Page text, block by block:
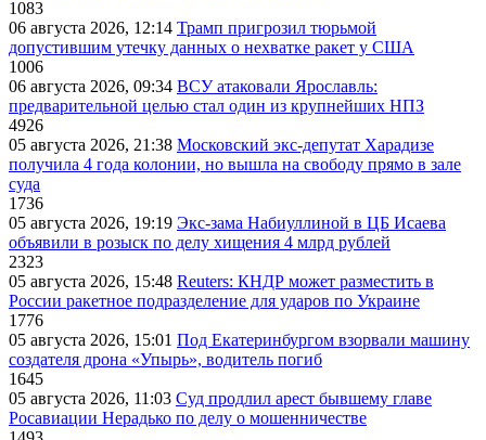
1083
06 августа 2026, 12:14 Трамп пригрозил тюрьмой
допустившим утечку данных о нехватке ракет у США
1006
06 августа 2026, 09:34 ВСУ атаковали Ярославль:
предварительной целью стал один из крупнейших НПЗ
4926
05 августа 2026, 21:38 Московский экс-депутат Харадизе
получила 4 года колонии, но вышла на свободу прямо в зале
суда
1736
05 августа 2026, 19:19 Экс-зама Набиуллиной в ЦБ Исаева
объявили в розыск по делу хищения 4 млрд рублей
2323
05 августа 2026, 15:48 Reuters: КНДР может разместить в
России ракетное подразделение для ударов по Украине
1776
05 августа 2026, 15:01 Под Екатеринбургом взорвали машину
создателя дрона «Упырь», водитель погиб
1645
05 августа 2026, 11:03 Суд продлил арест бывшему главе
Росавиации Нерадько по делу о мошенничестве